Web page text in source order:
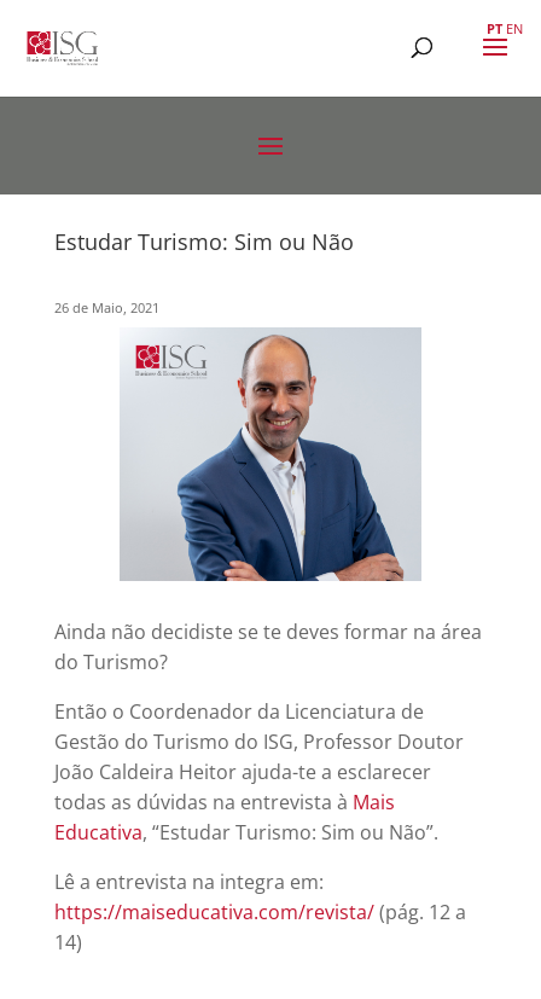
Estudar Turismo: Sim ou Não
26 de Maio, 2021
Ainda não decidiste se te deves formar na área
do Turismo?
Então o Coordenador da Licenciatura de
Gestão do Turismo do ISG, Professor Doutor
João Caldeira Heitor ajuda-te a esclarecer
todas as dúvidas na entrevista à Mais
Educativa, “Estudar Turismo: Sim ou Não”.
Lê a entrevista na integra em:
https://maiseducativa.com/revista/(pág. 12 a
14)
PT EN